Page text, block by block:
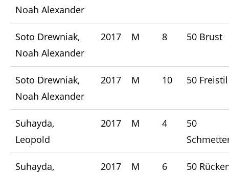
Noah Alexander
Soto Drewniak,
Noah Alexander
2017 M 8 50 Brust
Soto Drewniak,
Noah Alexander
2017 M 10 50 Freistil
Suhayda,
Leopold
2017 M 4
50
Suhayda,
2017 M 6 50